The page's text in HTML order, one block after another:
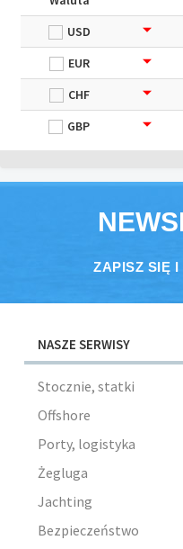
USD
EUR
CHF
GBP
ZAPISZ SIĘ
NASZE SERWISY
Stocznie, statki
Offshore
Porty, logistyka
Żegluga
Jachting
Bezpieczeństwo